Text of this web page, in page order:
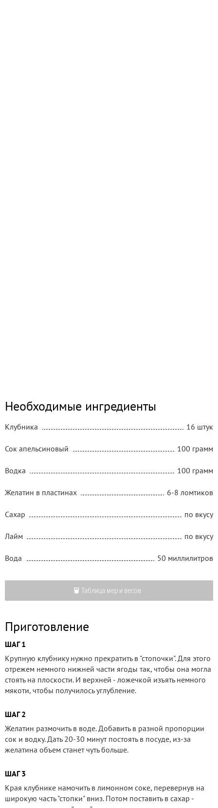
Необходимые ингредиенты
Клубника 16 штук
Сок апельсиновый 100 грамм
Водка 100 грамм
Желатин в пластинах 6-8 ломтиков
Сахар по вкусу
Лайм по вкусу
Вода 50 миллилитров
Таблица мер и весов
Приготовление
ШАГ 1
Крупную клубнику нужно прекратить в "стопочки". Для этого
отрежем немного нижней части ягоды так, чтобы она могла
стоять на плоскости. И верхней - ложечкой изъять немного
мякоти, чтобы получилось углубление.
ШАГ 2
Желатин размочить в воде. Добавить в разной пропорции
сок и водку. Дать 20-30 минут постоять в посуде, из-за
желатина объем станет чуть больше.
ШАГ 3
Края клубнике намочить в лимонном соке, перевернув на
широкую часть "стопки" вниз. Потом поставить в сахар -